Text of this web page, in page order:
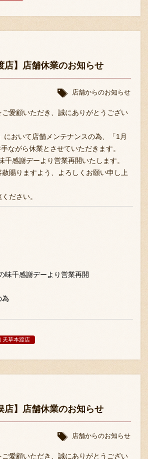
店】店舗休業のお知らせ
店舗からのお知らせ
愛顧いただき、誠にありがとうござい
において店舗メンテナンスの為、「1月
ながら休業とさせていただきます。
千感謝デーより営業再開いたします。
賜りますよう、よろしくお願い申し上
ださい。
味千感謝デーより営業再開
為
天草本渡店
店】店舗休業のお知らせ
店舗からのお知らせ
愛顧いただき、誠にありがとうござい